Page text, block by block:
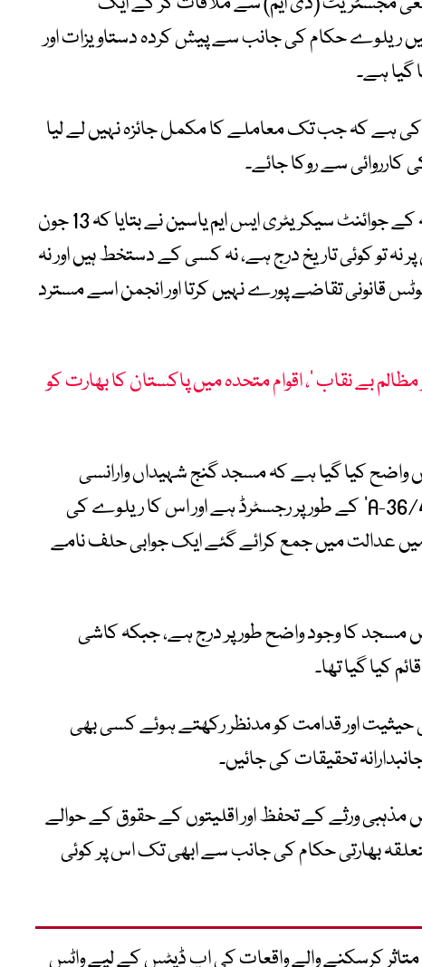
حکام کی جانب سے پیش کردہ دستاویزات اور
گیا ہے۔
ہے کہ جب تک معاملے کا مکمل جائزہ نہیں لے لیا
سے روکا جائے۔
میڈیا رپورٹس کے مطابق، انجمن انتظامیہ کے جوائنٹ سیکریٹری ایس ایم یاسین نے بتایا کہ 13 جون
تو کوئی تاریخ درج ہے، نہ کسی کے دستخط ہیں اور نہ
قانونی تقاضے پورے نہیں کرتا اور انجمن اسے مسترد
مظالم بے نقاب ‘، اقوام متحدہ میں پاکستان کا بھارت کو
کیا گیا ہے کہ مسجد گنج شہیداں وارانسی
میونسپل کارپوریشن میں عمارت نمبر ‘A-36/4’ کے طور پر رجسٹرڈ ہے اور اس کا ریلوے کی
عدالت میں جمع کرائے گئے ایک جوابی حلف نامے
مسجد کا وجود واضح طور پر درج ہے، جبکہ کاشی
کیا گیا تھا۔
حیثیت اور قدامت کو مدنظر رکھتے ہوئے کسی بھی
تحقیقات کی جائیں۔
مذہبی ورثے کے تحفظ اور اقلیتوں کے حقوق کے حوالے
بھارتی حکام کی جانب سے ابھی تک اس پر کوئی
متاثر کرسکنے والے واقعات کی اپ ڈیٹس کے لیے واٹس